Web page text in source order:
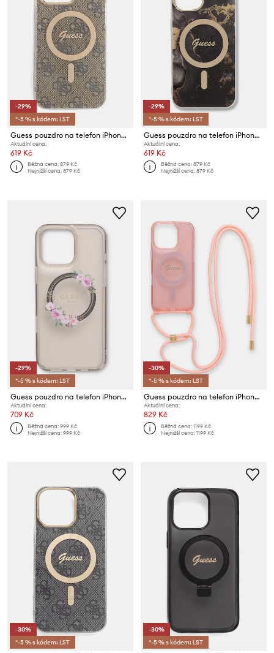
-29%
*-5 % s kódem: LST
Guess pouzdro na telefon iPhone 16 Pro Max
Aktuální cena:
619 Kč
Běžná cena:879 Kč
Nejnižší cena:879 Kč
-29%
*-5 % s kódem: LST
Guess pouzdro na telefon iPhone 15 / 14 / 13
Aktuální cena:
619 Kč
Běžná cena:879 Kč
Nejnižší cena:879 Kč
-29%
*-5 % s kódem: LST
Guess pouzdro na telefon iPhone 16 Pro Max
Aktuální cena:
709 Kč
Běžná cena:999 Kč
Nejnižší cena:999 Kč
-30%
*-5 % s kódem: LST
Guess pouzdro na telefon iPhone 16 Pro
Aktuální cena:
829 Kč
Běžná cena:1199 Kč
Nejnižší cena:1199 Kč
-30%
*-5 % s kódem: LST
-30%
*-5 % s kódem: LST